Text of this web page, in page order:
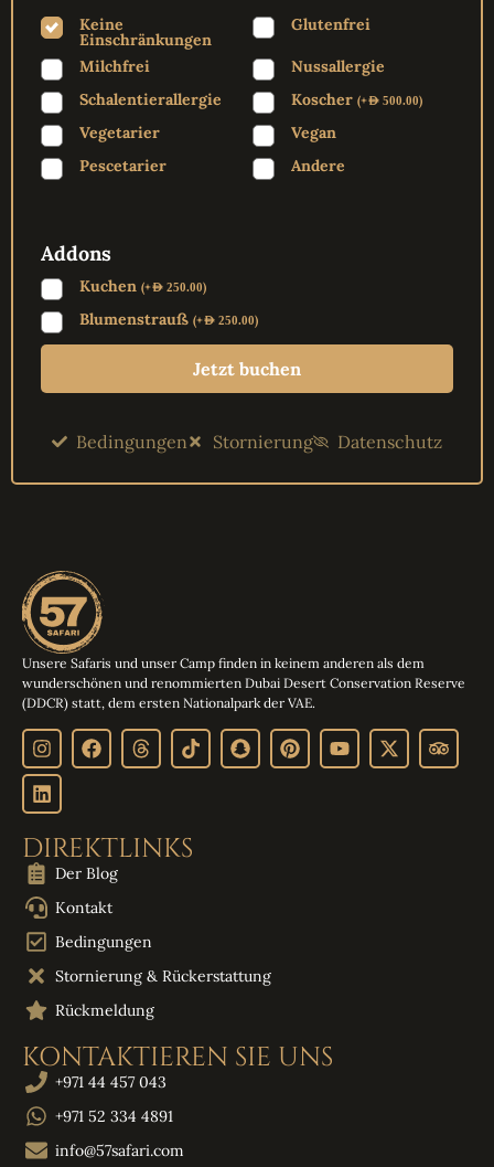
Keine
Einschränkungen
Glutenfrei
Milchfrei
Nussallergie
Schalentierallergie
Koscher (+AED 500.00)
Vegetarier
Vegan
Pescetarier
Andere
Addons
Kuchen (+AED 250.00)
Blumenstrauß (+AED 250.00)
Jetzt buchen
Bedingungen Stornierung Datenschutz
Unsere Safaris und unser Camp finden in keinem anderen als dem
wunderschönen und renommierten Dubai Desert Conservation Reserve
(DDCR) statt, dem ersten Nationalpark der VAE.
DIREKTLINKS
Der Blog
Kontakt
Bedingungen
Stornierung & Rückerstattung
Rückmeldung
KONTAKTIEREN SIE UNS
+971 44 457 043
+971 52 334 4891
info@57safari.com